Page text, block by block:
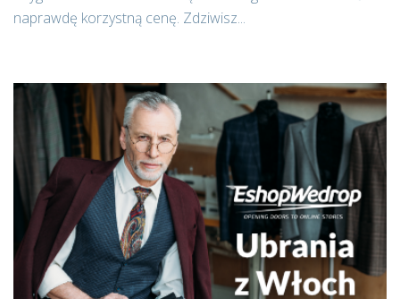
naprawdę korzystną cenę. Zdziwisz...